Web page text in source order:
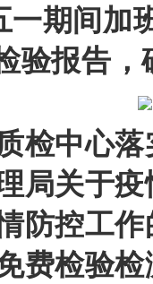
一期间加
验报告，
检中心
局关于
防控工
费检验